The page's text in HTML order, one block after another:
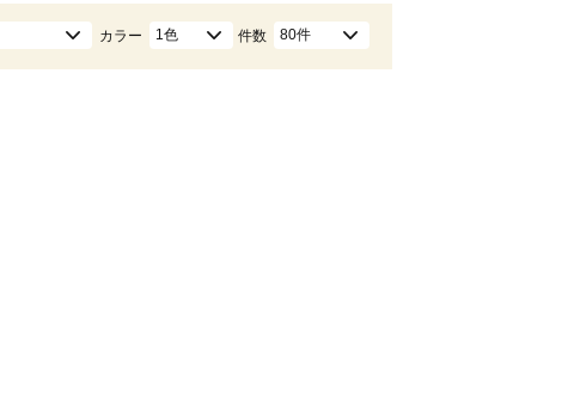
カラー 1色 件数 80件